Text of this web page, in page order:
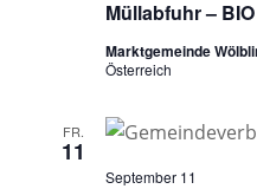
Müllabfuhr – BIO
Marktgemeinde
Österreich
FR.
11
September 11